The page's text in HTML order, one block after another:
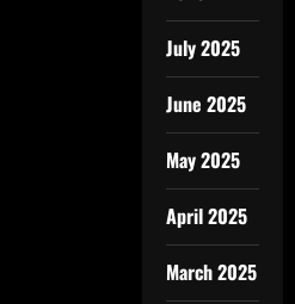
July 2025
June 2025
May 2025
April 2025
March 2025